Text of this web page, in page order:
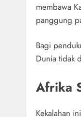
membawa
panggung
Bagi
Dunia tidak
Afrika
Kekalahan